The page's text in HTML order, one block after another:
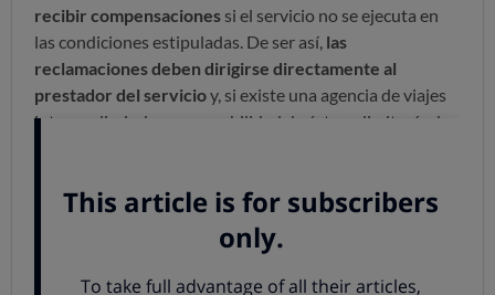
recibir compensaciones si el servicio no se ejecuta en
las condiciones estipuladas. De ser así, las
reclamaciones deben dirigirse directamente al
prestador del servicioy, si existe una agencia de viajes
intermediaria, la responsabilidad de ésta se limitará a los
Si se trata de viajes combinados, los que se prolongan
más de 24 horas o una noche incluyen al menos dos